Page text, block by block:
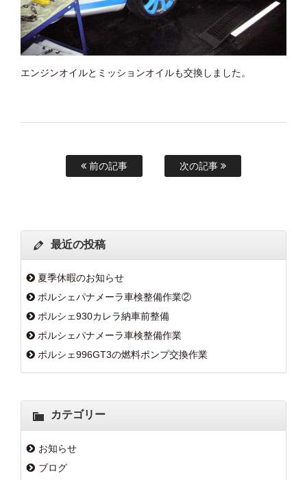
エンジンオイルとミッションオイルも交換しました。
前の記事 次の記事
最近の投稿
夏季休暇のお知らせ
ポルシェパナメーラ車検整備作業②
ポルシェ930カレラ納車前整備
ポルシェパナメーラ車検整備作業
ポルシェ996GT3の燃料ポンプ交換作業
カテゴリー
お知らせ
ブログ